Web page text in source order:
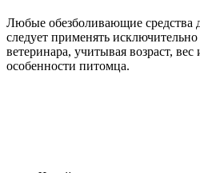
Любые обезболивающие
следует применять
ветеринара, учитывая возраст,
особенности питомца.